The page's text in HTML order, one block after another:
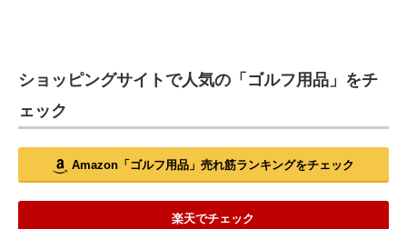
ショッピングサイトで人気の「ゴルフ用品」をチ
ェック
Amazon「ゴルフ用品」売れ筋ランキングをチェック
楽天でチェック